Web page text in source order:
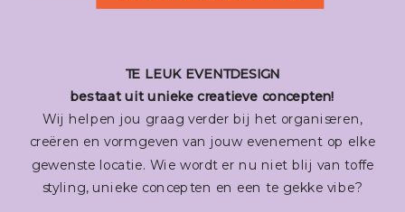
TE LEUK EVENTDESIGN
bestaat uit unieke creatieve concepten!
Wij helpen jou graag verder bij het organiseren,
creëren en vormgeven van jouw evenement op elke
gewenste locatie. Wie wordt er nu niet blij van toffe
styling, unieke concepten en een te gekke vibe?